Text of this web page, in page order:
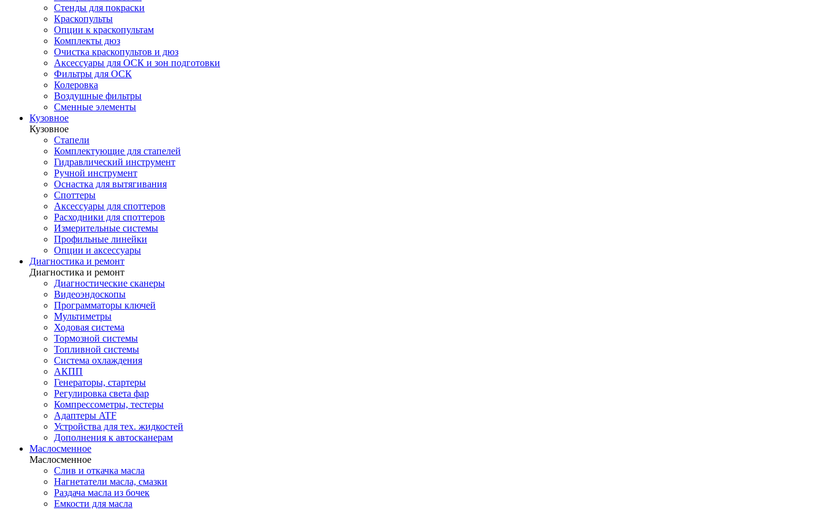
Стенды для покраски
Краскопульты
Опции к краскопультам
Комплекты дюз
Очистка краскопультов и дюз
Аксессуары для ОСК и зон подготовки
Фильтры для ОСК
Колеровка
Воздушные фильтры
Сменные элементы
Кузовное
Кузовное
Стапели
Комплектующие для стапелей
Гидравлический инструмент
Ручной инструмент
Оснастка для вытягивания
Споттеры
Аксессуары для споттеров
Расходники для споттеров
Измерительные системы
Профильные линейки
Опции и аксессуары
Диагностика и ремонт
Диагностика и ремонт
Диагностические сканеры
Видеоэндоскопы
Программаторы ключей
Мультиметры
Ходовая система
Тормозной системы
Топливной системы
Система охлаждения
АКПП
Генераторы, стартеры
Регулировка света фар
Компрессометры, тестеры
Адаптеры ATF
Устройства для тех. жидкостей
Дополнения к автосканерам
Маслосменное
Маслосменное
Слив и откачка масла
Нагнетатели масла, смазки
Раздача масла из бочек
Емкости для масла